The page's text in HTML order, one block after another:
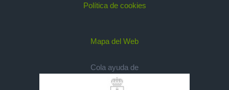
Política de cookies
Mapa del Web
Cola ayuda de